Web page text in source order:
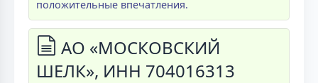
положительные впечатления.
АО «МОСКОВСКИЙ
ШЕЛК», ИНН 704016313